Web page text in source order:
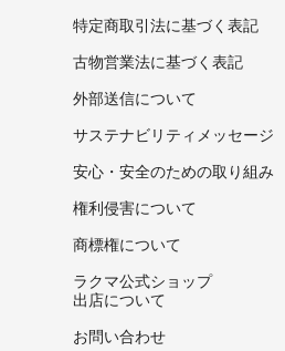
特定商取引法に基づく表記
古物営業法に基づく表記
外部送信について
サステナビリティメッセージ
安心・安全のための取り組み
権利侵害について
商標権について
ラクマ公式ショップ
出店について
お問い合わせ